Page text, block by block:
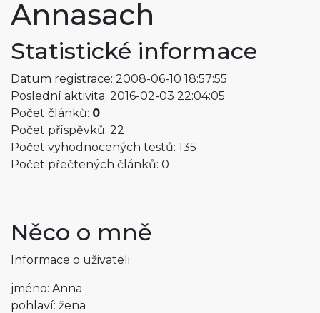
Annasach
Statistické informace
Datum registrace: 2008-06-10 18:57:55
Poslední aktivita: 2016-02-03 22:04:05
Počet článků: 0
Počet příspěvků: 22
Počet vyhodnocených testů: 135
Počet přečtených článků: 0
Něco o mně
Informace o uživateli
jméno: Anna
pohlaví: žena